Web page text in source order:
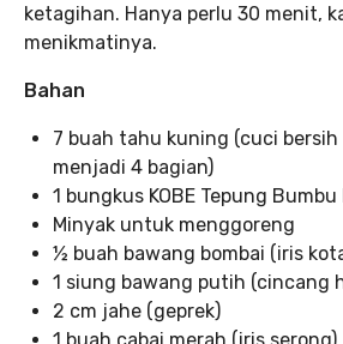
ketagihan. Hanya perlu 30 menit,
menikmatinya.
Bahan
7 buah tahu kuning (cuci
menjadi 4 bagian)
1 bungkus KOBE Tepung
Minyak untuk menggoreng
½ buah bawang bombai (iris
1 siung bawang putih (cincang
2 cm jahe (geprek)